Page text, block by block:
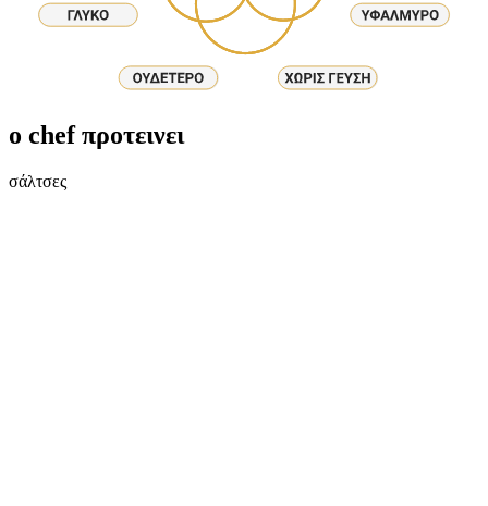
ο chef προτεινει
σάλτσες